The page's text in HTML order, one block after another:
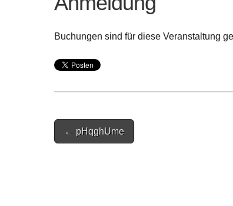
Buchungen sind für diese Veranstaltung
Post
navigation
← pHqghUme